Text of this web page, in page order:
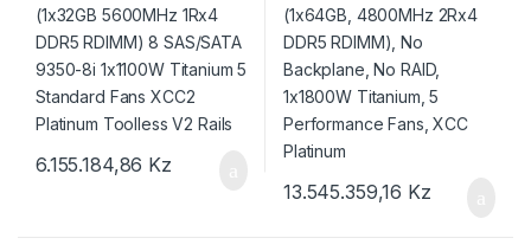
6.155.184,86 Kz
13.545.359,16 Kz